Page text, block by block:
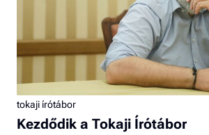
tokaji írótábor
Kezdődik a Tokaji Írótábor